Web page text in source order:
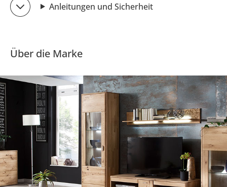
Anleitungen und Sicherheit
Über die Marke